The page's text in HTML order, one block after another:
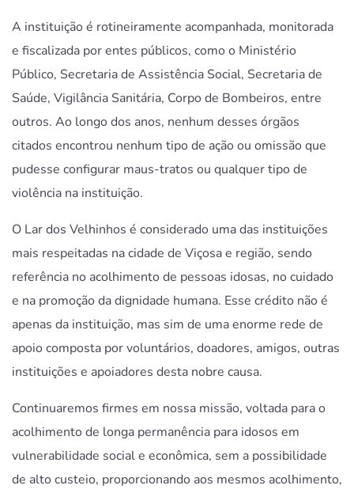
A instituição é rotineiramente acompanhada, monitorada
e fiscalizada por entes públicos, como o Ministério
Público, Secretaria de Assistência Social, Secretaria de
Saúde, Vigilância Sanitária, Corpo de Bombeiros, entre
outros. Ao longo dos anos, nenhum desses órgãos
citados encontrou nenhum tipo de ação ou omissão que
pudesse configurar maus-tratos ou qualquer tipo de
violência na instituição.
O Lar dos Velhinhos é considerado uma das instituições
mais respeitadas na cidade de Viçosa e região, sendo
referência no acolhimento de pessoas idosas, no cuidado
e na promoção da dignidade humana. Esse crédito não é
apenas da instituição, mas sim de uma enorme rede de
apoio composta por voluntários, doadores, amigos, outras
instituições e apoiadores desta nobre causa.
Continuaremos firmes em nossa missão, voltada para o
acolhimento de longa permanência para idosos em
vulnerabilidade social e econômica, sem a possibilidade
de alto custeio, proporcionando aos mesmos acolhimento,